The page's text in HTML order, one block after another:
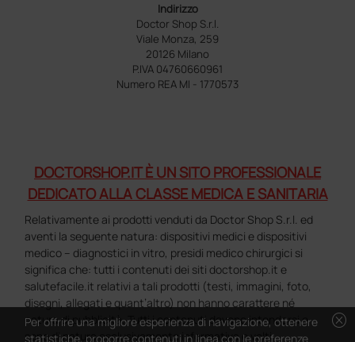
Indirizzo
Doctor Shop S.r.l.
Viale Monza, 259
20126 Milano
P.IVA 04760660961
Numero REA MI - 1770573
DOCTORSHOP.IT È UN SITO PROFESSIONALE
DEDICATO ALLA CLASSE MEDICA E SANITARIA
Relativamente ai prodotti venduti da Doctor Shop S.r.l. ed
aventi la seguente natura: dispositivi medici e dispositivi
medico – diagnostici in vitro, presidi medico chirurgici si
significa che: tutti i contenuti dei siti doctorshop.it e
salutefacile.it relativi a tali prodotti (testi, immagini, foto,
disegni, allegati e quant’altro) non hanno carattere né
natura di pubblicità. Tutti i contenuti devono intendersi e
sono di natura esclusivamente informativa e volti
cancel
Per offrire una migliore esperienza di navigazione, ottenere
statistiche, proporre contenuti in linea con le preferenze